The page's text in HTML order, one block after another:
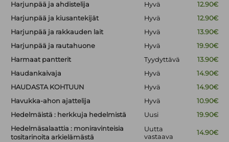
Harjunpää ja ahdistelija Hyvä
12.90€
Harjunpää ja kiusantekijät
Hyvä
12.90€
Harjunpää ja rakkauden lait
Hyvä
13.90€
Harjunpää ja rautahuone
Hyvä
19.90€
Harmaat pantterit
Tyydyttävä
13.90€
Haudankaivaja
Hyvä
14.90€
HAUDASTA KOHTUUN
Hyvä
14.90€
Havukka-ahon ajattelija
Hyvä
10.90€
Hedelmäistä : herkkuja hedelmistä
Uusi
19.90€
Hedelmäsalaattia : moniravinteisia
tositarinoita arkielämästä
Uutta
vastaava
14.90€